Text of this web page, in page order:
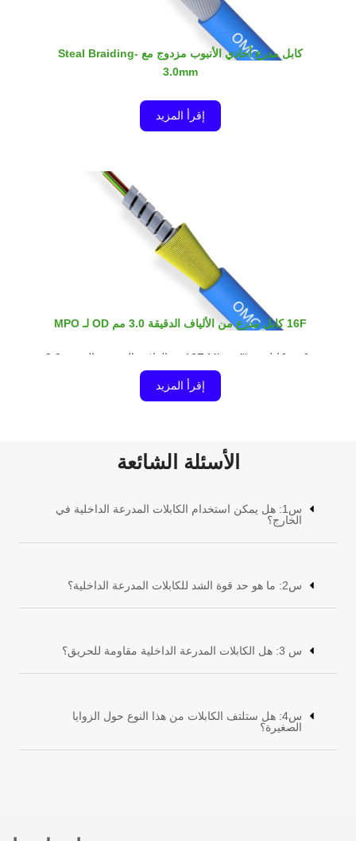
كابل مدرع أحادي الأنبوب مزدوج مع Steal Braiding-
3.0mm
يتكون الكابل المعدني الإضافي Uni-tube duplex Armored
إقرأ المزيد
16F كابل مدرع من الألياف الدقيقة 3.0 مم OD لـ MPO
يتكون كابل 16F Micro-fiber ذو الغلاف المزدوج المدرع 3.0
الأراميد، خارج خيوط الأراميد، يوجد أنبوب معدني مرن
إقرأ المزيد
الأسئلة الشائعة
س1: هل يمكن استخدام الكابلات المدرعة الداخلية في
الخارج؟
س2: ما هو حد قوة الشد للكابلات المدرعة الداخلية؟
س 3: هل الكابلات المدرعة الداخلية مقاومة للحريق؟
س4: هل ستلتف الكابلات من هذا النوع حول الزوايا
الصغيرة؟